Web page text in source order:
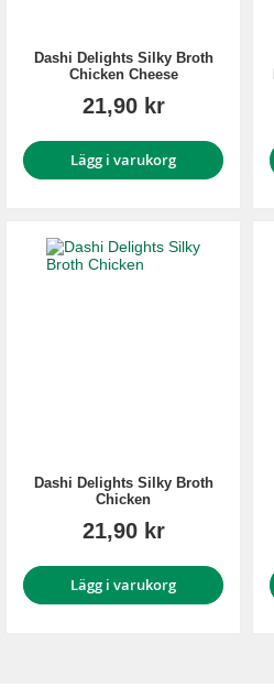
Dashi Delights Silky Broth
Chicken Cheese
21,90 kr
Lägg i varukorg
Dashi Delights Silky Broth
Chicken
21,90 kr
Lägg i varukorg